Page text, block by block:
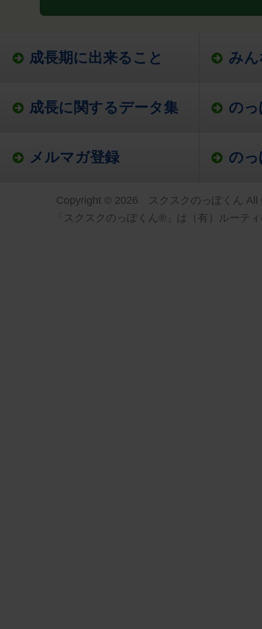
成長期に出来ること み
成長に関するデータ集 の
メルマガ登録 の
Copyright © 2026 スクスクのっぽくん All
「スクスクのっぽくん®」は（有）ルーテ